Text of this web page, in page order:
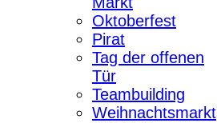
Oktoberfest
Pirat
Tag der offenen
Tür
Teambuilding
Weihnachtsmarkt